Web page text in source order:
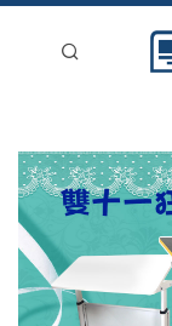
新聞稿分類
登入
刊登